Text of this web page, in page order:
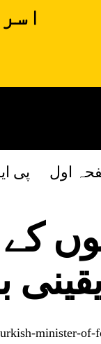
اول پی